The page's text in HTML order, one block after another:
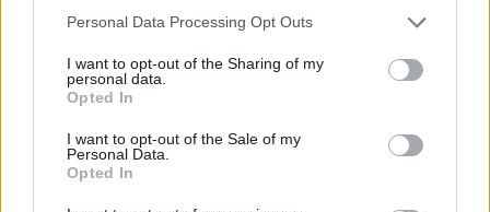
Please note that this website/app uses one or more Google
not limited to your visit or usage behaviour. You may click to
grant or deny consent to Google and its third-party tags to
use your data for below specified purposes in below Google
consent section.
Personal Data Processing Opt Outs
I want to opt-out of the Sharing of my
personal data.
Opted In
I want to opt-out of the Sale of my
Personal Data.
Opted In
ΕΛΛΑΔΑ
Πυργαδίκια Χαλκιδικής: Έναν αιώνα ζωής
συμπληρώνει ο προσφυγικός οικισμός – Η